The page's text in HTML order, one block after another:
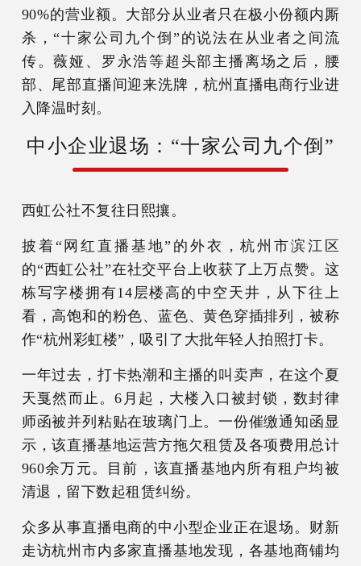
90%的营业额。大部分从业者只在极小份额内厮
杀，“十家公司九个倒”的说法在从业者之间流
传。薇娅、罗永浩等超头部主播离场之后，腰
部、尾部直播间迎来洗牌，杭州直播电商行业进
入降温时刻。
中小企业退场：“十家公司九个倒”
西虹公社不复往日熙攘。
披着“网红直播基地”的外衣，杭州市滨江区
的“西虹公社”在社交平台上收获了上万点赞。这
栋写字楼拥有14层楼高的中空天井，从下往上
看，高饱和的粉色、蓝色、黄色穿插排列，被称
作“杭州彩虹楼”，吸引了大批年轻人拍照打卡。
一年过去，打卡热潮和主播的叫卖声，在这个夏
天戛然而止。6月起，大楼入口被封锁，数封律
师函被并列粘贴在玻璃门上。一份催缴通知函显
示，该直播基地运营方拖欠租赁及各项费用总计
960余万元。目前，该直播基地内所有租户均被
清退，留下数起租赁纠纷。
众多从事直播电商的中小型企业正在退场。财新
走访杭州市内多家直播基地发现，各基地商铺均